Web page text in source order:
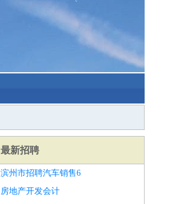
最新招聘
滨州市招聘汽车销售6
房地产开发会计